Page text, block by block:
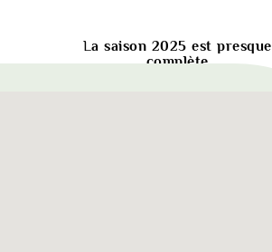
La saison 2025 est presque
complète